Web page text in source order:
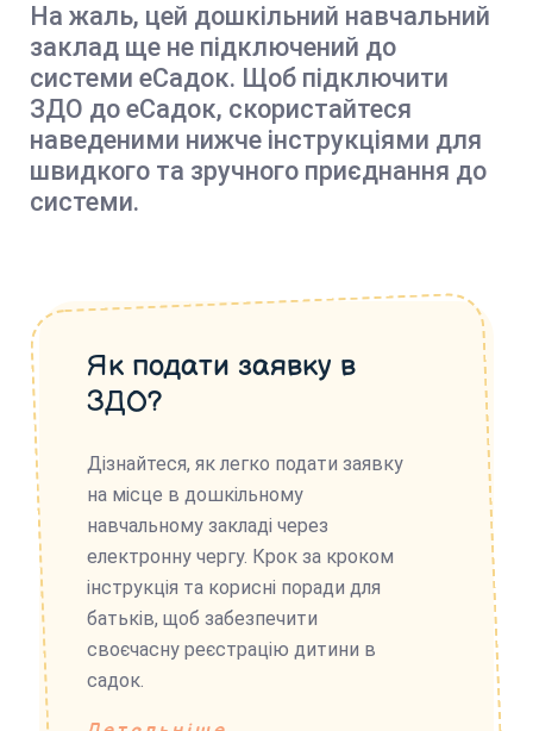
На жаль, цей дошкільний навчальний
заклад ще не підключений до
системи еСадок. Щоб підключити
ЗДО до еСадок, скористайтеся
наведеними нижче інструкціями для
швидкого та зручного приєднання до
системи.
Як подати заявку в
ЗДО?
Дізнайтеся, як легко подати заявку
на місце в дошкільному
навчальному закладі через
електронну чергу. Крок за кроком
інструкція та корисні поради для
батьків, щоб забезпечити
своєчасну реєстрацію дитини в
садок.